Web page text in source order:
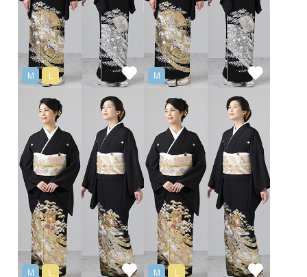
M L M
M L M L